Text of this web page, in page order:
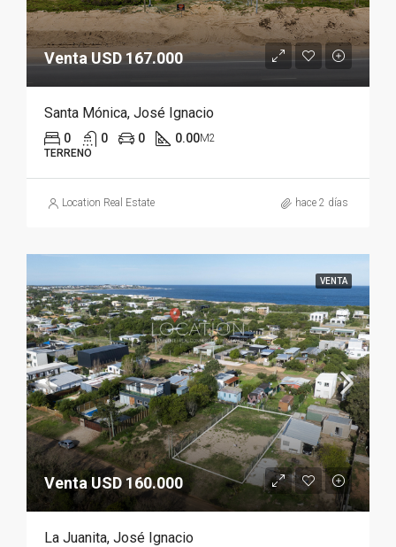
Venta USD 167.000
Santa Mónica, José Ignacio
0 0 0 0.00M2
TERRENO
Location Real Estate hace 2 días
VENTA
Venta USD 160.000
La Juanita, José Ignacio